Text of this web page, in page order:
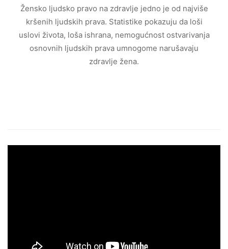
Žensko ljudsko pravo na zdravlje jedno je od najviše
kršenih ljudskih prava. Statistike pokazuju da loši
uslovi života, loša ishrana, nemogućnost ostvarivanja
osnovnih ljudskih prava umnogome narušavaju
zdravlje žena.